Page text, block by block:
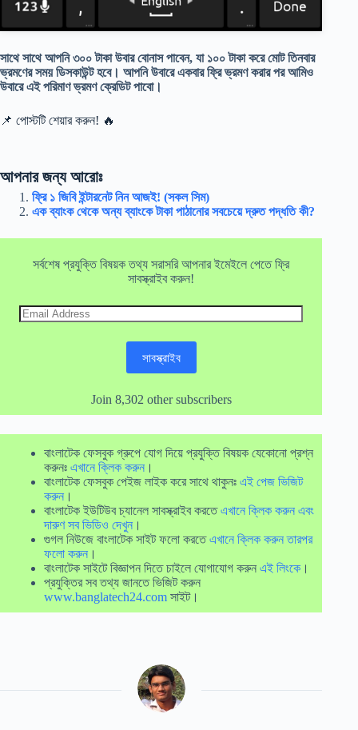
সাথে সাথে আপনি ৩০০ টাকা উবার বোনাস পাবেন, যা ১০০ টাকা করে মোট তিনবার
ভ্রমণের সময় ডিসকাউন্ট হবে। আপনি উবারে একবার ফ্রি ভ্রমণ করার পর আমিও
উবারে এই পরিমাণ ভ্রমণ ক্রেডিট পাবো।
📌 পোস্টটি শেয়ার করুন! 🔥
আপনার জন্য আরোঃ
ফ্রি ১ জিবি ইন্টারনেট নিন আজই! (সকল সিম)
এক ব্যাংক থেকে অন্য ব্যাংকে টাকা পাঠানোর সবচেয়ে দ্রুত পদ্ধতি কী?
সর্বশেষ প্রযুক্তি বিষয়ক তথ্য সরাসরি আপনার ইমেইলে পেতে ফ্রি
সাবস্ক্রাইব করুন!
Email
Address
সাবস্ক্রাইব
Join 8,302 other subscribers
বাংলাটেক ফেসবুক গ্রুপে যোগ দিয়ে প্রযুক্তি বিষয়ক যেকোনো প্রশ্ন
করুনঃ এখানে ক্লিক করুন ।
বাংলাটেক ফেসবুক পেইজ লাইক করে সাথে থাকুনঃ এই পেজ ভিজিট
করুন ।
বাংলাটেক ইউটিউব চ্যানেল সাবস্ক্রাইব করতেএখানে ক্লিক করুন এবং
দারুণ সব ভিডিও দেখুন ।
গুগল নিউজে বাংলাটেক সাইট ফলো করতেএখানে ক্লিক করুন তারপর
ফলো করুন ।
বাংলাটেক সাইটে বিজ্ঞাপন দিতে চাইলে যোগাযোগ করুন এই লিংকে ।
প্রযুক্তির সব তথ্য জানতে ভিজিট করুন
www.banglatech24.com সাইট।